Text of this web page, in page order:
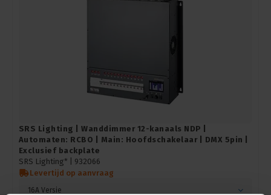
SRS Lighting | Wanddimmer 12-kanaals NDP |
Automaten: RCBO | Main: Hoofdschakelaar | DMX 5pin |
Exclusief backplate
SRS Lighting* | 932066
Levertijd op aanvraag
16A Versie